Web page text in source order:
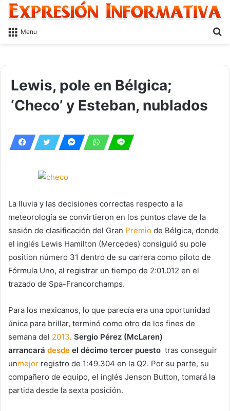
Menu
Lewis, pole en Bélgica;
‘Checo’ y Esteban, nublados
La lluvia y las decisiones correctas respecto a la
meteorología se convirtieron en los puntos clave de la
sesión de clasificación del Gran Premio de Bélgica, donde
el inglés Lewis Hamilton (Mercedes) consiguió su pole
position número 31 dentro de su carrera como piloto de
Fórmula Uno, al registrar un tiempo de 2:01.012 en el
trazado de Spa-Francorchamps.
Para los mexicanos, lo que parecía era una oportunidad
única para brillar, terminó como otro de los fines de
semana del 2013. Sergio Pérez (McLaren)
arrancará desde el décimo tercer puesto tras conseguir
unmejor registro de 1:49.304 en la Q2. Por su parte, su
compañero de equipo, el inglés Jenson Button, tomará la
partida desde la sexta posición.